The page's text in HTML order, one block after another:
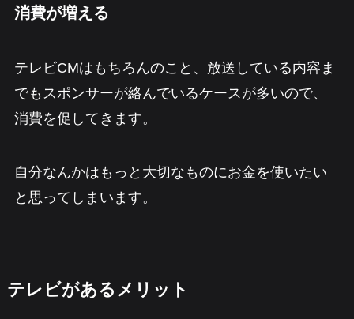
消費が増える
テレビCMはもちろんのこと、放送している内容ま
でもスポンサーが絡んでいるケースが多いので、
消費を促してきます。
自分なんかはもっと大切なものにお金を使いたい
と思ってしまいます。
テレビがあるメリット